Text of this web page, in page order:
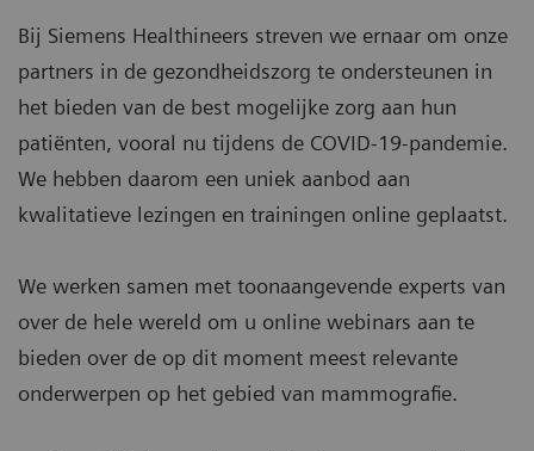
Bij Siemens Healthineers streven we ernaar om onze
partners in de gezondheidszorg te ondersteunen in
het bieden van de best mogelijke zorg aan hun
patiënten, vooral nu tijdens de COVID-19-pandemie.
We hebben daarom een uniek aanbod aan
kwalitatieve lezingen en trainingen online geplaatst.
We werken samen met toonaangevende experts van
over de hele wereld om u online webinars aan te
bieden over de op dit moment meest relevante
onderwerpen op het gebied van mammografie.